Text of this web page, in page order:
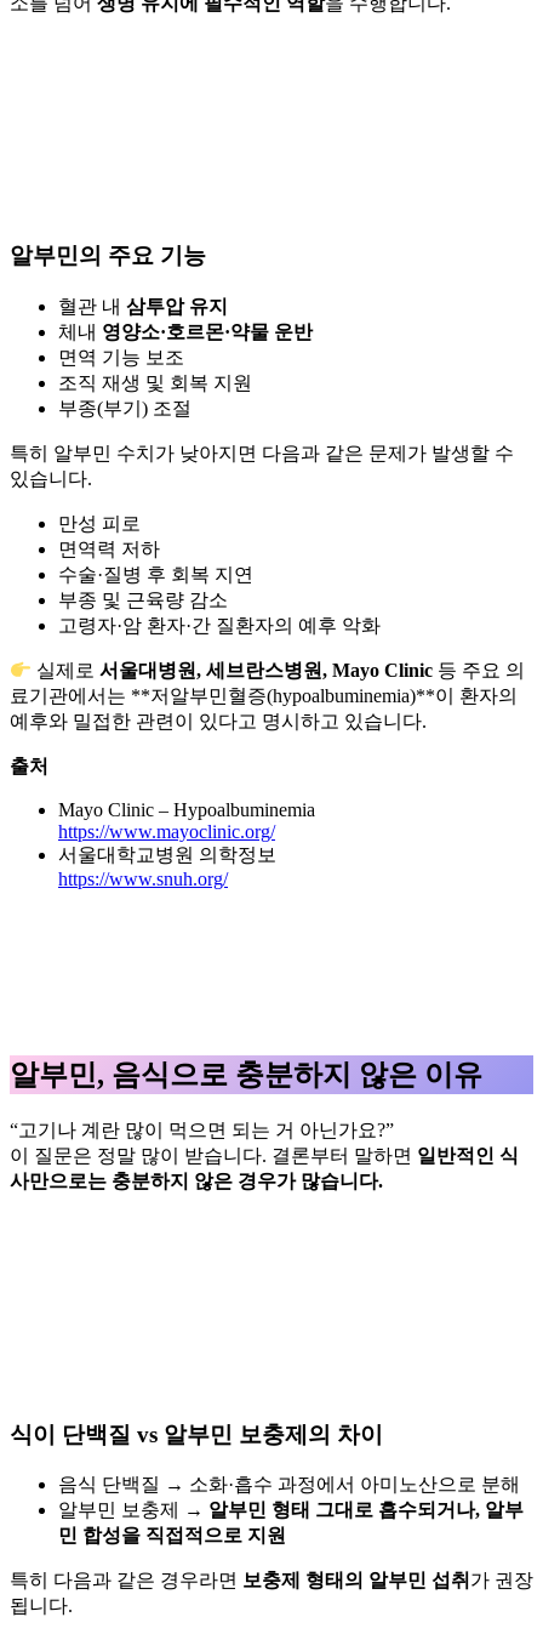
알부민의 주요 기능
혈관 내 삼투압 유지
체내 영양소·호르몬·약물 운반
면역 기능 보조
조직 재생 및 회복 지원
부종(부기) 조절
특히 알부민 수치가 낮아지면 다음과 같은 문제가 발생할 수
있습니다.
만성 피로
면역력 저하
수술·질병 후 회복 지연
부종 및 근육량 감소
고령자·암 환자·간 질환자의 예후 악화
실제로서울대병원, 세브란스병원, Mayo Clinic 등 주요 의
료기관에서는 **저알부민혈증(hypoalbuminemia)**이 환자의
예후와 밀접한 관련이 있다고 명시하고 있습니다.
출처
Mayo Clinic – Hypoalbuminemia
https://www.mayoclinic.org/
서울대학교병원 의학정보
https://www.snuh.org/
알부민, 음식으로 충분하지 않은 이유
“고기나 계란 많이 먹으면 되는 거 아닌가요?”
이 질문은 정말 많이 받습니다. 결론부터 말하면 일반적인 식
사만으로는 충분하지 않은 경우가 많습니다.
식이 단백질 vs 알부민 보충제의 차이
음식 단백질 → 소화·흡수 과정에서 아미노산으로 분해
알부민 보충제 → 알부민 형태 그대로 흡수되거나, 알부
민 합성을 직접적으로 지원
특히 다음과 같은 경우라면 보충제 형태의 알부민 섭취 가 권장
됩니다.